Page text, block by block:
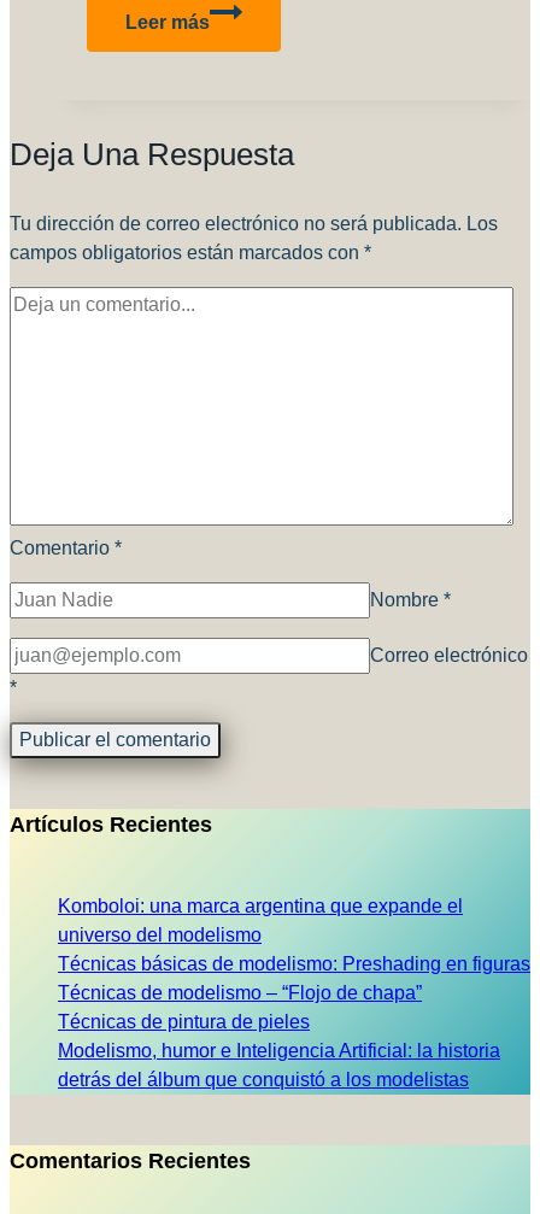
Leer más
Nuevo
USF
Pintura
y
Deja Una Respuesta
Tu dirección de correo electrónico no será publicada. Los
campos obligatorios están marcados con *
Comentario *
Nombre *
Correo electrónico
*
Artículos Recientes
Komboloi: una marca argentina que expande el
universo del modelismo
Técnicas básicas de modelismo: Preshading en figuras
Técnicas de modelismo – “Flojo de chapa”
Técnicas de pintura de pieles
Modelismo, humor e Inteligencia Artificial: la historia
detrás del álbum que conquistó a los modelistas
Comentarios Recientes